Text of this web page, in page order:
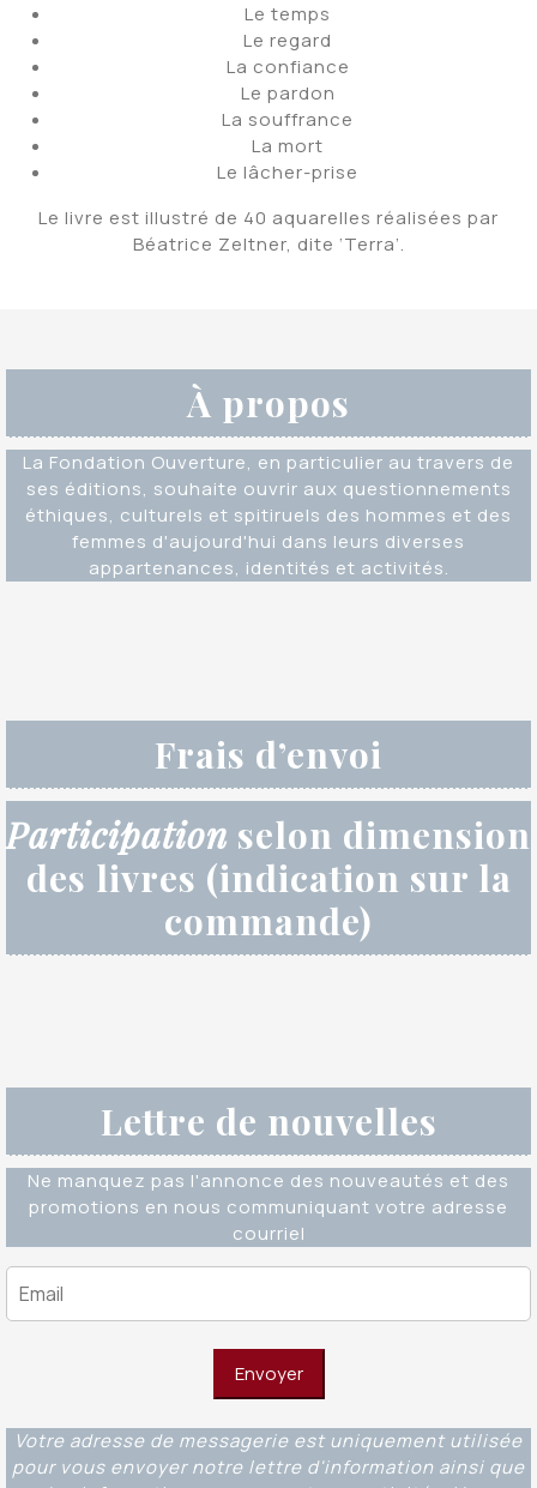
Le temps
Le regard
La confiance
Le pardon
La souffrance
La mort
Le lâcher-prise
Le livre est illustré de 40 aquarelles réalisées par
Béatrice Zeltner, dite ‘Terra’.
À propos
La Fondation Ouverture, en particulier au travers de
ses éditions, souhaite ouvrir aux questionnements
éthiques, culturels et spitiruels des hommes et des
femmes d'aujourd'hui dans leurs diverses
appartenances, identités et activités.
Frais d’envoi
Participation selon dimension
des livres (indication sur la
commande)
Lettre de nouvelles
Ne manquez pas l'annonce des nouveautés et des
promotions en nous communiquant votre adresse
courriel
Votre adresse de messagerie est uniquement utilisée
pour vous envoyer notre lettre d'information ainsi que